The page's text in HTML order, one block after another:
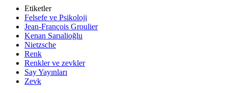
Etiketler
Felsefe ve Psikoloji
Jean-François Groulier
Kenan Sarıalioğlu
Nietzsche
Renk
Renkler ve zevkler
Say Yayınları
Zevk